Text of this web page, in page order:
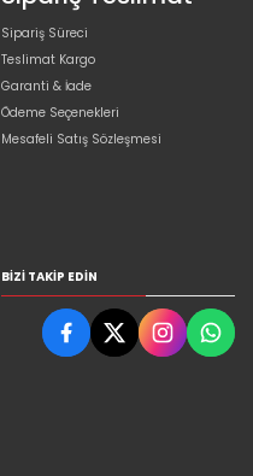
Sipariş Süreci
Teslimat Kargo
Garanti & İade
Ödeme Seçenekleri
Mesafeli Satış Sözleşmesi
BIZI TAKIP EDIN